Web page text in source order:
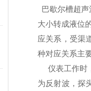
巴歇尔槽超
大小转成液位
应关系，受渠
种对应关系主
仪表工作时
为反射波，探